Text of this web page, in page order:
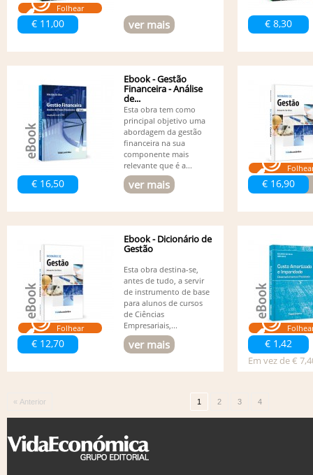
Folhear
€ 11,00 ver mais € 8,30
€ 16,50
Ebook - Gestão
Financeira - Análise
de...
Esta obra tem como
principal objetivo uma
abordagem da gestão
financeira na sua
componente mais
relevante que é a...
ver mais € 16,90
Folhear
€ 12,70
Ebook - Dicionário de
Gestão
Esta obra destina-se,
antes de tudo, a servir
de instrumento de base
para alunos de cursos
de Ciências
Empresariais,...
ver mais € 1,42
Em vez de €
« Anterior 1 2 3 4